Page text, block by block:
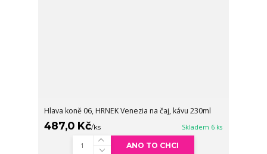
Hlava koně 06, HRNEK Venezia na čaj, kávu 230ml
487,0 Kč/ks Skladem 6 ks
ANO TO CHCI